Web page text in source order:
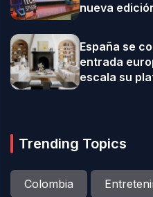
nueva
España se
entrada
escala su
Trending Topics
Colombia